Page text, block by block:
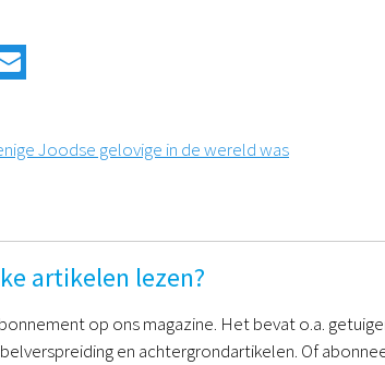
Joodse gelovige in de wereld was
artikelen lezen?
op ons magazine. Het bevat o.a.
en achtergrondartikelen. Of